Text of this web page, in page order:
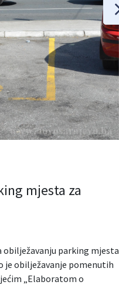
mjesta za
obilježavanju parking mjesta
je obilježavanje pomenutih
„Elaboratom o